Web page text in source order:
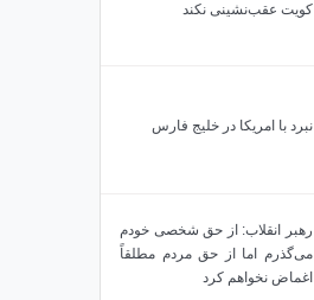
کویت عقب‌نشینی نکند
نبرد با امریکا در خلیج فارس
رهبر انقلاب: از حق شخصی خودم
می‌گذرم اما از حق مردم مطلقاً
اغماض نخواهم کرد